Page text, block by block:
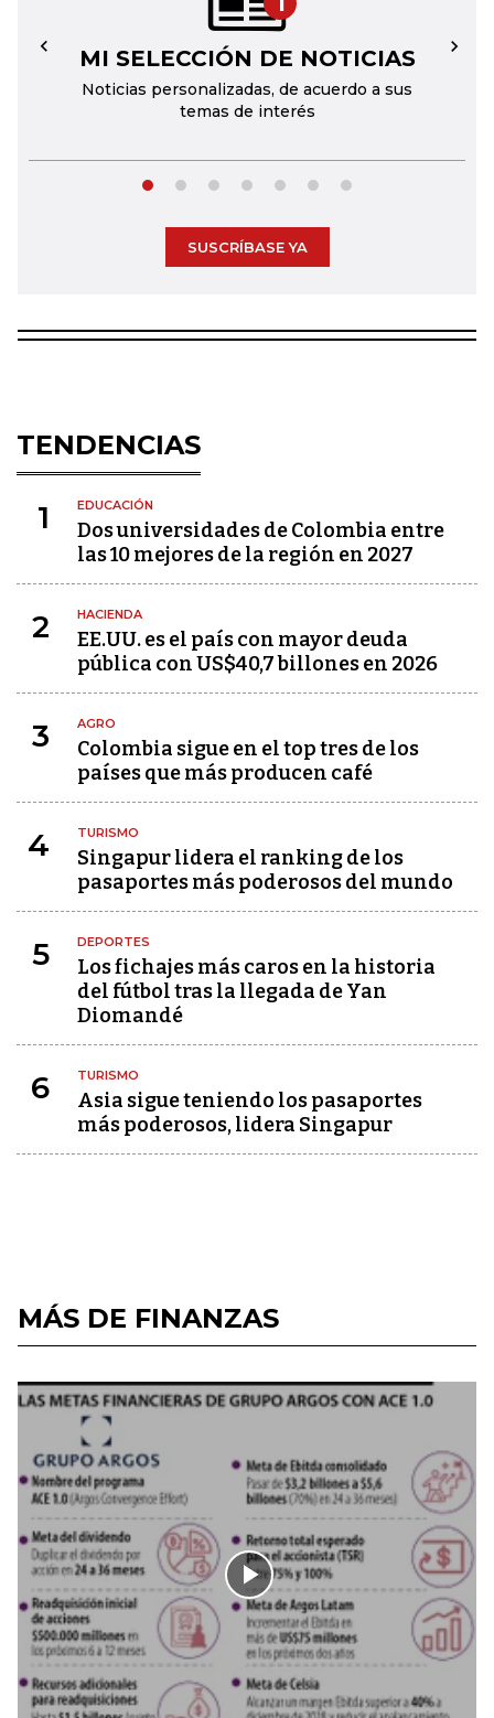
MI SELECCIÓN DE NOTICIAS
Noticias personalizadas, de acuerdo a sus
temas de interés
← →
SUSCRÍBASE YA
TENDENCIAS
1 EDUCACIÓN
Dos universidades de Colombia entre
las 10 mejores de la región en 2027
2 HACIENDA
EE.UU. es el país con mayor deuda
pública con US$40,7 billones en 2026
3 AGRO
Colombia sigue en el top tres de los
países que más producen café
4 TURISMO
Singapur lidera el ranking de los
pasaportes más poderosos del mundo
5 DEPORTES
Los fichajes más caros en la historia
del fútbol tras la llegada de Yan
Diomandé
6 TURISMO
Asia sigue teniendo los pasaportes
más poderosos, lidera Singapur
MÁS DE FINANZAS